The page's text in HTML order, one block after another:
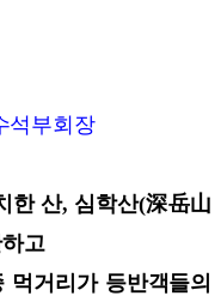
석부회장
한 산, 심학산(深岳山
고
거리가 등반객들의